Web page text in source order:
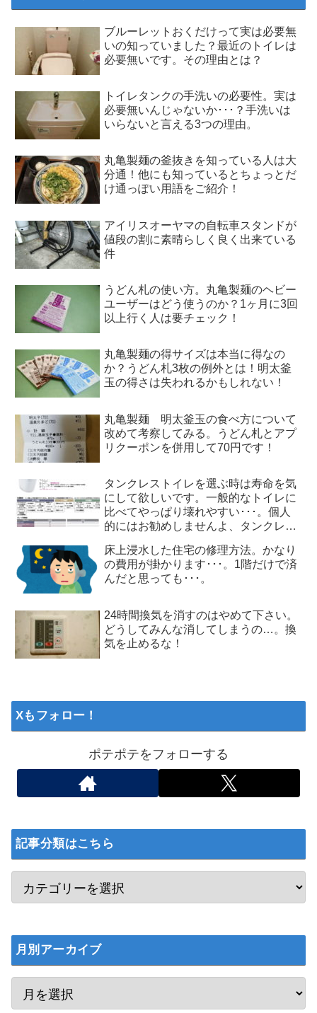
ブルーレットおくだけって実は必要無
いの知っていました？最近のトイレは
必要無いです。その理由とは？
トイレタンクの手洗いの必要性。実は
必要無いんじゃないか･･･？手洗いは
いらないと言える3つの理由。
丸亀製麺の釜抜きを知っている人は大
分通！他にも知っているとちょっとだ
け通っぽい用語をご紹介！
アイリスオーヤマの自転車スタンドが
値段の割に素晴らしく良く出来ている
件
うどん札の使い方。丸亀製麺のヘビー
ユーザーはどう使うのか？1ヶ月に3回
以上行く人は要チェック！
丸亀製麺の得サイズは本当に得なの
か？うどん札3枚の例外とは！明太釜
玉の得さは失われるかもしれない！
丸亀製麺 明太釜玉の食べ方について
改めて考察してみる。うどん札とアプ
リクーポンを併用して70円です！
タンクレストイレを選ぶ時は寿命を気
にして欲しいです。一般的なトイレに
比べてやっぱり壊れやすい･･･。個人
的にはお勧めしませんよ、タンクレス
床上浸水した住宅の修理方法。かなり
の費用が掛かります･･･。1階だけで済
んだと思っても･･･。
24時間換気を消すのはやめて下さい。
どうしてみんな消してしまうの…。換
気を止めるな！
Xもフォロー！
ポテポテをフォローする
記事分類はこちら
月別アーカイブ